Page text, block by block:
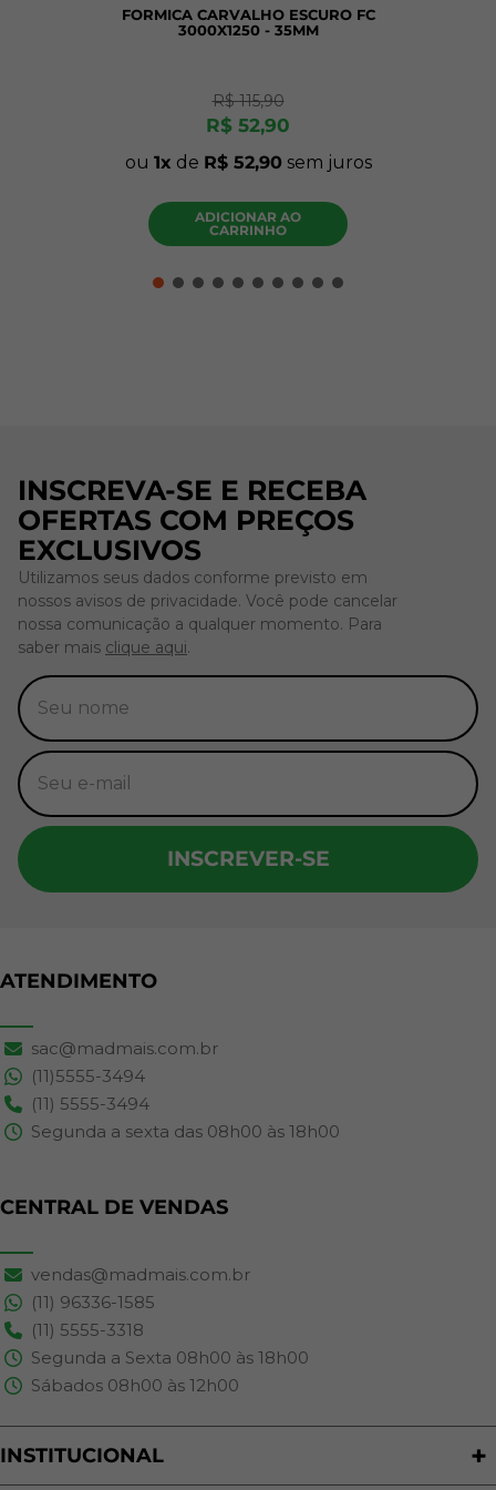
FORMICA CARVALHO ESCURO FC
3000X1250 - 35MM
R$ 115,90
R$ 52,90
ou 1 de R$ 52,90 sem juros
ADICIONAR AO
CARRINHO
INSCREVA-SE E RECEBA
OFERTAS COM PREÇOS
EXCLUSIVOS
Utilizamos seus dados conforme previsto em
nossos avisos de privacidade. Você pode cancelar
nossa comunicação a qualquer momento. Para
saber mais clique aqui.
INSCREVER-SE
ATENDIMENTO
sac@madmais.com.br
(11)5555-3494
(11) 5555-3494
Segunda a sexta das 08h00 às 18h00
CENTRAL DE VENDAS
vendas@madmais.com.br
(11) 96336-1585
(11) 5555-3318
Segunda a Sexta 08h00 às 18h00
Sábados 08h00 às 12h00
INSTITUCIONAL
Quem Somos